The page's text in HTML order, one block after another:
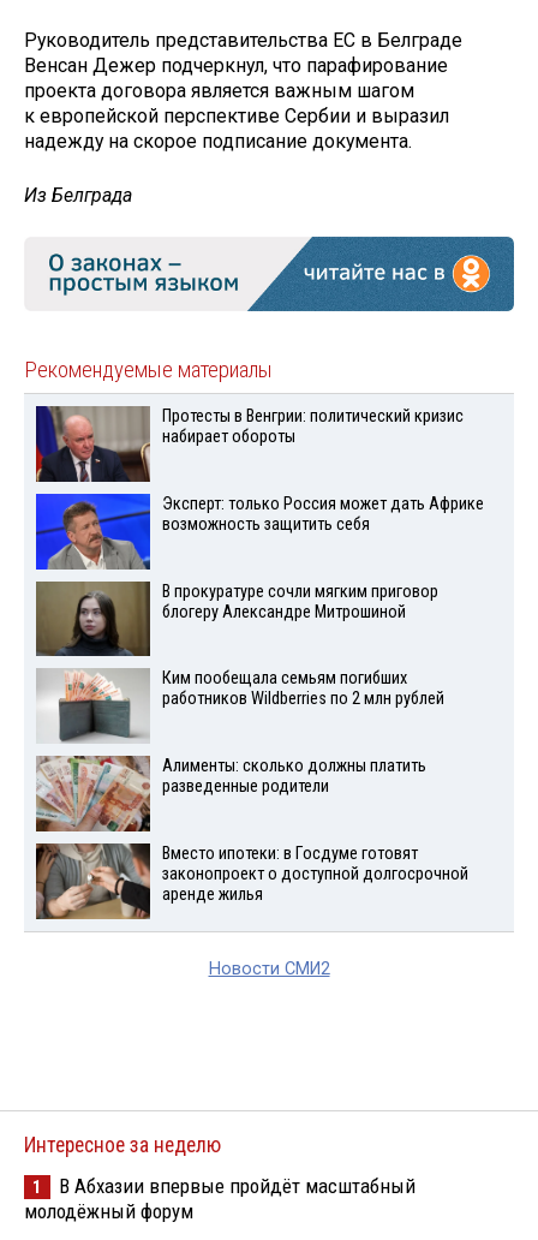
Руководитель представительства ЕС в Белграде
Венсан Дежер подчеркнул, что парафирование
проекта договора является важным шагом
к европейской перспективе Сербии и выразил
надежду на скорое подписание документа.
Из Белграда
Рекомендуемые материалы
Протесты в Венгрии: политический кризис
набирает обороты
Эксперт: только Россия может дать Африке
возможность защитить себя
В прокуратуре сочли мягким приговор
блогеру Александре Митрошиной
Ким пообещала семьям погибших
работников Wildberries по 2 млн рублей
Алименты: сколько должны платить
разведенные родители
Вместо ипотеки: в Госдуме готовят
законопроект о доступной долгосрочной
аренде жилья
Новости СМИ2
Интересное за неделю
1
В Абхазии впервые пройдёт масштабный
молодёжный форум